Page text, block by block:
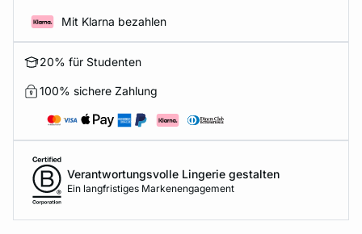
Mit Klarna bezahlen
20% für Studenten
100% sichere Zahlung
Verantwortungsvolle Lingerie gestalten
Ein langfristiges Markenengagement